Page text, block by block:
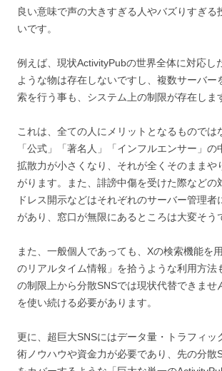
良い意味で声の大きすぎる人やバズりすぎる
いです。
例えば、現状ActivityPubの世界全体に対応し
ような物は存在しないですし、複数サーバー
索を行う事も、システム上の制限が存在しま
これは、全ての人にメリットとなるものでは
「公式」「著名人」「インフルエンサー」の
拡散力が小さくなり、それが全くそのままや
がります。また、誹謗中傷を受けた際などの
ドレス開示などはそれぞれのサーバー管理者
があり、窓口が無限にあるところは大変そう
また、一般個人であっても、Xの検索機能を
のリアルタイム情報」を拾うような利用方法
の制限上から分散SNSでは現状代替できませ
を使い続ける必要があります。
更に、超巨大SNSにはデータ量・トラフィッ
術ノウハウや資金力が必要であり、先の分散